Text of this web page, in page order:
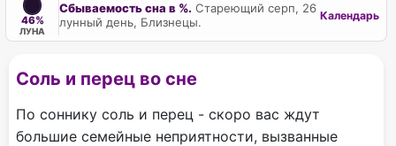
46%
ЛУНА
Сбываемость сна в %. Стареющий серп, 26
лунный день, Близнецы.
Календарь
Соль и перец во сне
По соннику соль и перец - скоро вас ждут
большие семейные неприятности, вызванные